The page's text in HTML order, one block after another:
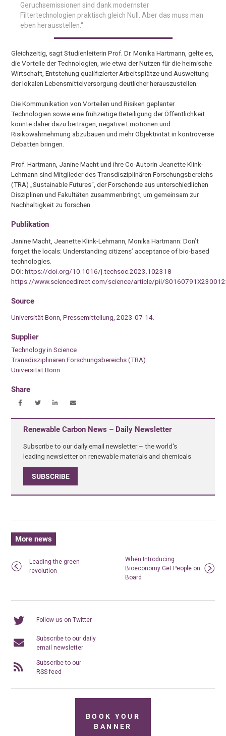
Geruchsemissionen sind dank modernster
Filtertechnologien praktisch gleich Null. Aber das muss man
eben herausstellen.“
Gleichzeitig, sagt Studienleiterin Prof. Dr. Monika Hartmann, gelte es,
die Vorteile der Technologien, wie etwa der Nutzen für die heimische
Wirtschaft, Entstehung qualifizierter Arbeitsplätze und Ausweitung
der lokalen Lebensmittelversorgung deutlicher herauszustellen.
Die Kommunikation von Vorteilen und Risiken geplanter
Technologien sowie eine frühzeitige Beteiligung der Öffentlichkeit
könnte daher dazu beitragen, negative Emotionen und
Risikowahrnehmung abzubauen und mehr Objektivität in kontroverse
Debatten bringen.
Prof. Hartmann, Janine Macht und ihre Co-Autorin Jeanette Klink-
Lehmann sind Mitglieder des Transdisziplinären Forschungsbereichs
(TRA) „Sustainable Futures“, der Forschende aus unterschiedlichen
Disziplinen und Fakultäten zusammenbringt, um gemeinsam zur
Nachhaltigkeit zu forschen.
Publikation
Janine Macht, Jeanette Klink-Lehmann, Monika Hartmann: Don’t
forget the locals: Understanding citizens’ acceptance of bio-based
technologies.
DOI:https://doi.org/10.1016/j.techsoc.2023.102318
https://www.sciencedirect.com/science/article/pii/
Source
Universität Bonn, Pressemitteilung, 2023-07-14.
Supplier
Technology in Science
Transdisziplinären Forschungsbereichs (TRA)
Universität Bonn
Share
Renewable Carbon News – Daily Newsletter
Subscribe to our daily email newsletter – the world's
leading newsletter on renewable materials and chemicals
SUBSCRIBE
More news
Leading the green
revolution
When Introducing
Bioeconomy Get People on
Board
Follow us on Twitter
Subscribe to our daily
email newsletter
Subscribe to our
RSS feed
BOOK YOUR
BANNER